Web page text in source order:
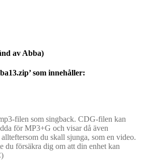
av Abba)
som innehåller:
filen som singback. CDG-filen kan
för MP3+G och visar då även
du skall sjunga, som en video.
du försäkra dig om att din enhet kan